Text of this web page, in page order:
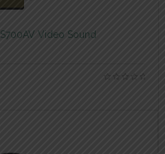
Video Sound